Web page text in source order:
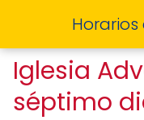
Iglesia
séptimo